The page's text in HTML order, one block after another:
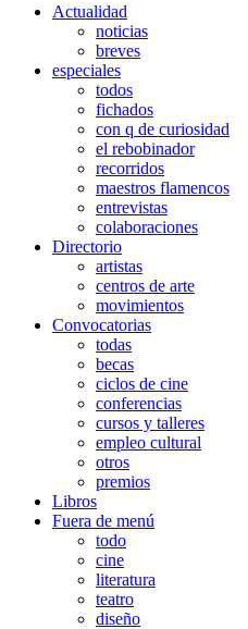
Actualidad
noticias
breves
especiales
todos
fichados
con q de curiosidad
el rebobinador
recorridos
maestros flamencos
entrevistas
colaboraciones
Directorio
artistas
centros de arte
movimientos
Convocatorias
todas
becas
ciclos de cine
conferencias
cursos y talleres
empleo cultural
otros
premios
Libros
Fuera de menú
todo
cine
literatura
teatro
diseño